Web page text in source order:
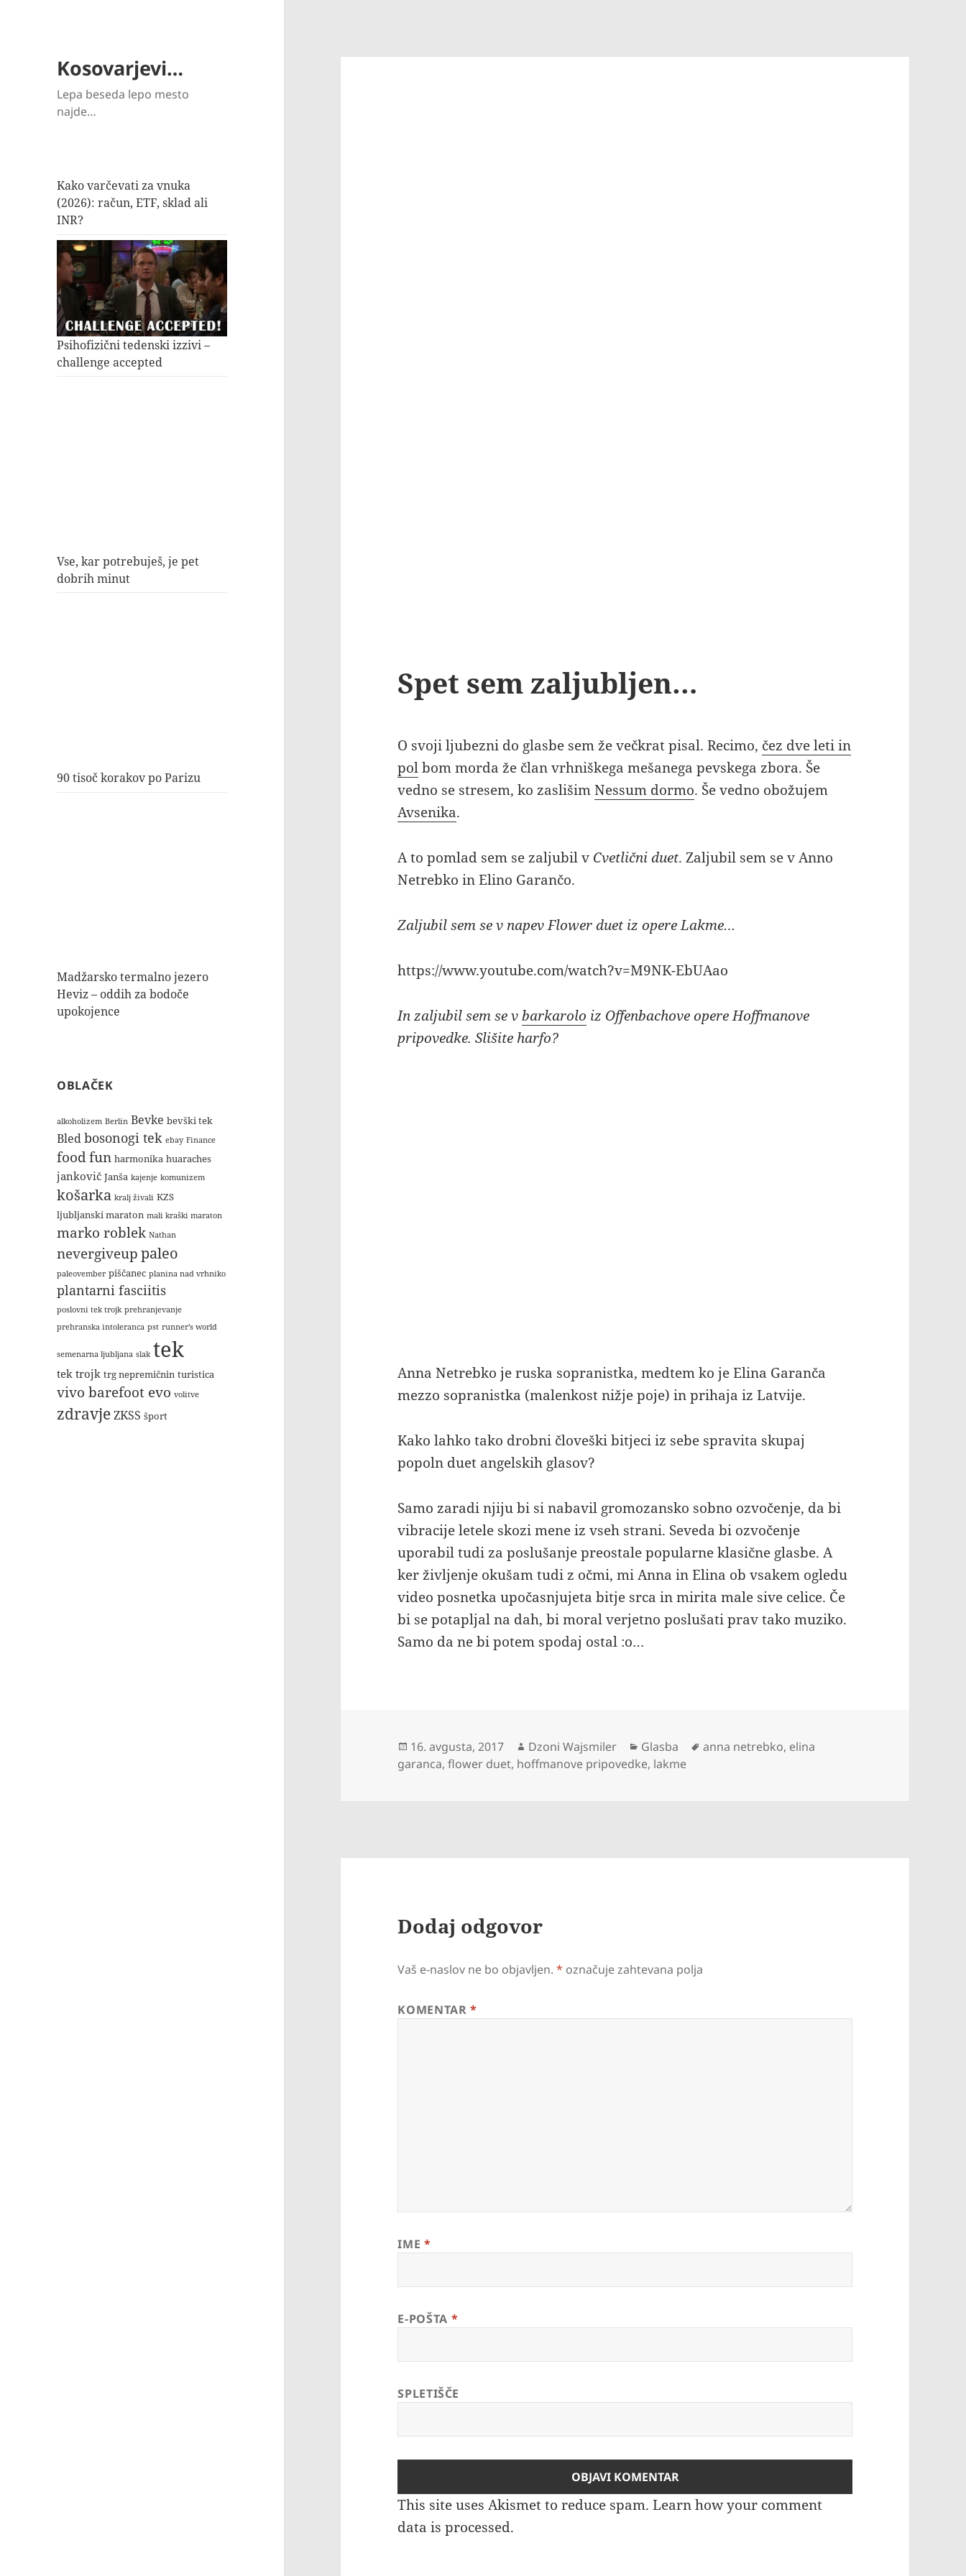
Kosovarjevi…
Lepa beseda lepo mesto
najde…
Kako varčevati za vnuka
(2026): račun, ETF, sklad ali
INR?
Psihofizični tedenski izzivi –
challenge accepted
Vse, kar potrebuješ, je pet
dobrih minut
90 tisoč korakov po Parizu
Madžarsko termalno jezero
Heviz – oddih za bodoče
upokojence
OBLAČEK
alkoholizem Berlin Bevke bevški tek
Bledbosonogi tek ebay Finance
foodfun harmonika huaraches
jankovič Janša kajenje komunizem
košarka kralj živali KZS
ljubljanski maraton mali kraški maraton
marko roblek Nathan
nevergiveup paleo
paleovember piščanec planina nad vrhniko
plantarni fasciitis
poslovni tek trojk prehranjevanje
prehranska intoleranca pst runner's world
semenarna ljubljana slak tek
tek trojk trg nepremičnin turistica
vivo barefoot evo volitve
zdravjeZKSS šport
Spet sem zaljubljen…
O svoji ljubezni do glasbe sem že večkrat pisal. Recimo, čez dve leti in
polbom morda že član vrhniškega mešanega pevskega zbora. Še
vedno se stresem, ko zaslišimNessum dormo. Še vedno obožujem
Avsenika.
A to pomlad sem se zaljubil v Cvetlični duet. Zaljubil sem se v Anno
Netrebko in Elino Garančo.
Zaljubil sem se v napev Flower duet iz opere Lakme…
https://www.youtube.com/watch?v=M9NK-EbUAao
In zaljubil sem se vbarkarolo iz Offenbachove opere Hoffmanove
pripovedke. Slišite harfo?
Anna Netrebko je ruska sopranistka, medtem ko je Elina Garanča
mezzo sopranistka (malenkost nižje poje) in prihaja iz Latvije.
Kako lahko tako drobni človeški bitjeci iz sebe spravita skupaj
popoln duet angelskih glasov?
Samo zaradi njiju bi si nabavil gromozansko sobno ozvočenje, da bi
vibracije letele skozi mene iz vseh strani. Seveda bi ozvočenje
uporabil tudi za poslušanje preostale popularne klasične glasbe. A
ker življenje okušam tudi z očmi, mi Anna in Elina ob vsakem ogledu
video posnetka upočasnjujeta bitje srca in mirita male sive celice. Če
bi se potapljal na dah, bi moral verjetno poslušati prav tako muziko.
Samo da ne bi potem spodaj ostal :o…
Objavljeno
dne
16. avgusta, 2017 Avtor
Dzoni Wajsmiler Kategorije
Glasba Oznake
anna netrebko, elina
garanca,flower duet, hoffmanove pripovedke, lakme
Dodaj odgovor
Vaš e-naslov ne bo objavljen. * označuje zahtevana polja
KOMENTAR*
IME *
E-POŠTA *
SPLETIŠČE
This site uses Akismet to reduce spam.Learn how your comment
data is processed.